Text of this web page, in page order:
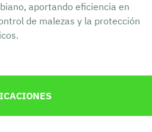
aportando eficiencia en
de malezas y la protección